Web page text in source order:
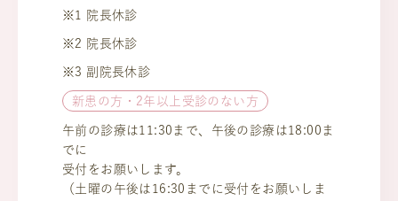
※1 院長休診
※2 院長休診
※3 副院長休診
新患の方・2年以上受診のない方
午前の診療は11:30まで、午後の診療は18:00ま
でに
受付をお願いします。
（土曜の午後は16:30までに受付をお願いしま